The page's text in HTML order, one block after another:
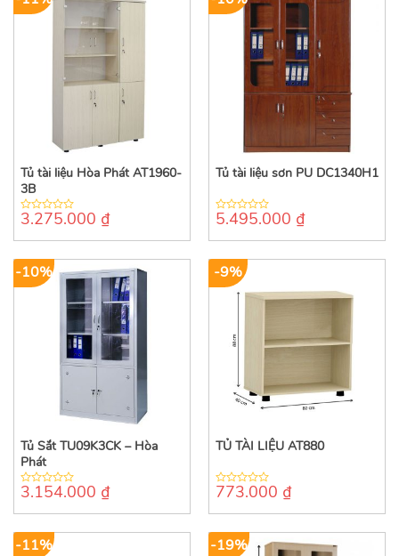
Tủ tài liệu Hòa Phát AT1960-
3B
0
of
3.275.000 ₫
Tủ tài liệu sơn PU DC1340H1
0
of
5.495.000 ₫
-10%
Tủ Sắt TU09K3CK – Hòa
Phát
0
of
3.154.000 ₫
-9%
TỦ TÀI LIỆU AT880
0
of
773.000 ₫
-11% -19%